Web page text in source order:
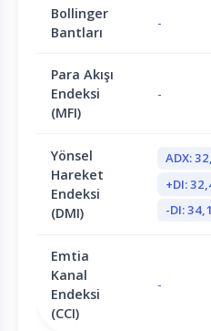
Bollinger
Bantları
-
Para Akışı
Endeksi
(MFI)
-
Yönsel
Hareket
Endeksi
(DMI)
ADX:
+DI:
-DI:
Emtia
Kanal
Endeksi
(CCI)
-